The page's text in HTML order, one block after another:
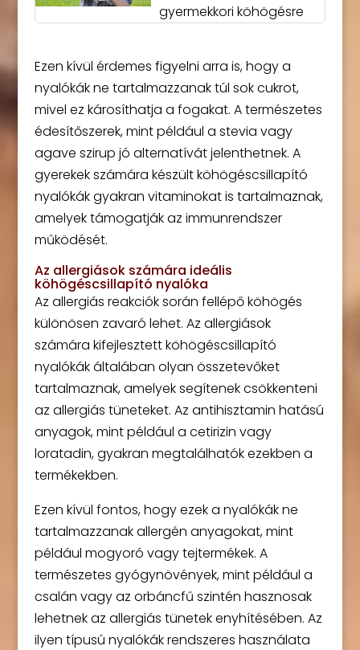
gyermekkori köhögésre
Ezen kívül érdemes figyelni arra is, hogy a
nyalókák ne tartalmazzanak túl sok cukrot,
mivel ez károsíthatja a fogakat. A természetes
édesítőszerek, mint például a stevia vagy
agave szirup jó alternatívát jelenthetnek. A
gyerekek számára készült köhögéscsillapító
nyalókák gyakran vitaminokat is tartalmaznak,
amelyek támogatják az immunrendszer
működését.
Az allergiások számára ideális
köhögéscsillapító nyalóka
Az allergiás reakciók során fellépő köhögés
különösen zavaró lehet. Az allergiások
számára kifejlesztett köhögéscsillapító
nyalókák általában olyan összetevőket
tartalmaznak, amelyek segítenek csökkenteni
az allergiás tüneteket. Az antihisztamin hatású
anyagok, mint például a cetirizin vagy
loratadin, gyakran megtalálhatók ezekben a
termékekben.
Ezen kívül fontos, hogy ezek a nyalókák ne
tartalmazzanak allergén anyagokat, mint
például mogyoró vagy tejtermékek. A
természetes gyógynövények, mint például a
csalán vagy az orbáncfű szintén hasznosak
lehetnek az allergiás tünetek enyhítésében. Az
ilyen típusú nyalókák rendszeres használata